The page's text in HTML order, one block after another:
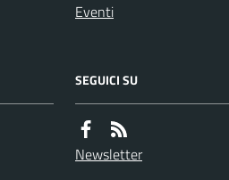
Eventi
SEGUICI SU
Newsletter